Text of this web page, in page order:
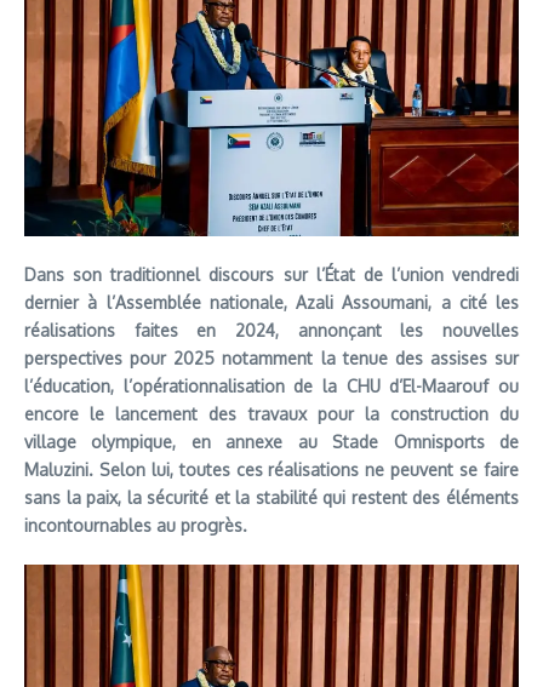
Dans son traditionnel discours sur l’État de l’union vendredi
dernier à l’Assemblée nationale, Azali Assoumani, a cité les
réalisations faites en 2024, annonçant les nouvelles
perspectives pour 2025 notamment la tenue des assises sur
l’éducation, l’opérationnalisation de la CHU d’El-Maarouf ou
encore le lancement des travaux pour la construction du
village olympique, en annexe au Stade Omnisports de
Maluzini. Selon lui, toutes ces réalisations ne peuvent se faire
sans la paix, la sécurité et la stabilité qui restent des éléments
incontournables au progrès.